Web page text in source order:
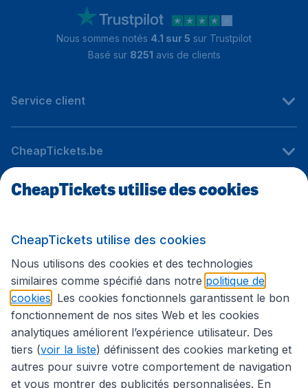
Nous sommes notés 4.1 sur 5 sur Trustpilot
Basé sur 8251 avis de clients
Service client
CheapTickets.be
Sites internationaux
Suivez CheapTickets.be
CheapTickets utilise des cookies
CheapTickets utilise des cookies
Nous utilisons des cookies et des technologies
similaires comme spécifié dans notre politique de
cookies . Les cookies fonctionnels garantissent le bon
fonctionnement de nos sites Web et les cookies
analytiques améliorent l’expérience utilisateur. Des
tiers (voir la liste) définissent des cookies marketing et
autres pour suivre votre comportement de navigation
et vous montrer des publicités personnalisées. En